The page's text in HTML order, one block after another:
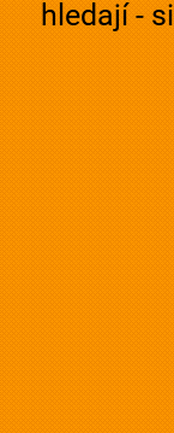
hledají -